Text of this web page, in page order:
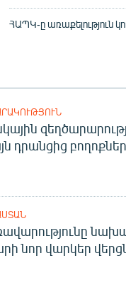
ՀԱՊԿ-ը առաքելություն
դրանցից
նոր վարկեր